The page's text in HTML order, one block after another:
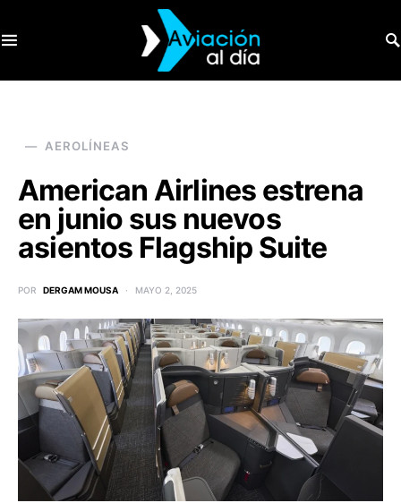
AEROLÍNEAS
American Airlines estrena
en junio sus nuevos
asientos Flagship Suite
POR DERGAM MOUSA MAYO 2, 2025